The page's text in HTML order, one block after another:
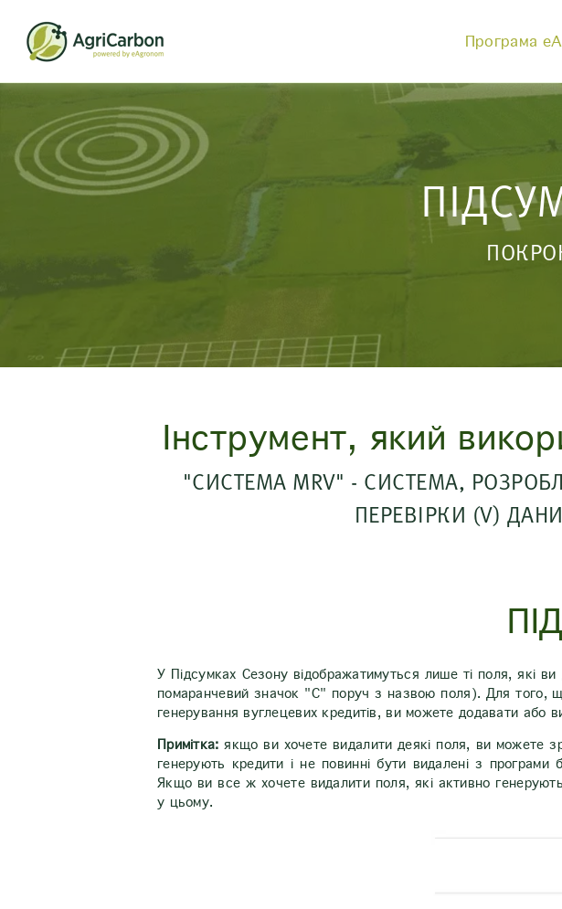
Програма eA
Інструмент, який
"СИСТЕМА MRV" - СИСТЕМА,
ПЕРЕВІРКИ (V)
У Підсумках Сезону відображатимуться лише ті поля, які
помаранчевий значок "C" поруч з назвою поля). Для того,
генерування вуглецевих кредитів, ви можете додавати або
Примітка: якщо ви хочете видалити деякі поля, ви можете
генерують кредити і не повинні бути видалені з
Якщо ви все ж хочете видалити поля, які активно
у цьому.